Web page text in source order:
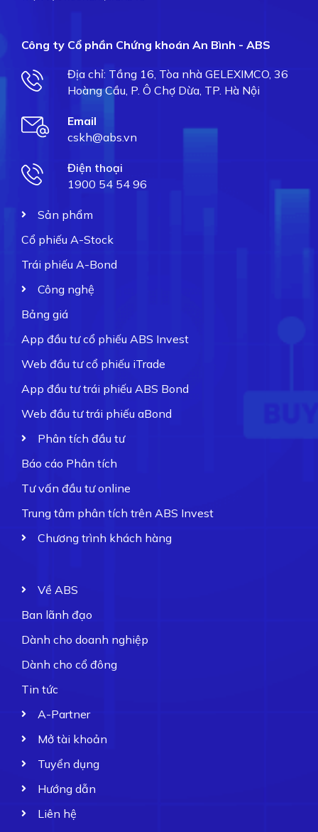
Công ty Cổ phần Chứng khoán An Bình - ABS
Địa chỉ: Tầng 16, Tòa nhà GELEXIMCO, 36
Hoàng Cầu, P. Ô Chợ Dừa, TP. Hà Nội
Email
cskh@abs.vn
Điện thoại
1900 54 54 96
Sản phẩm
Cổ phiếu A-Stock
Trái phiếu A-Bond
Công nghệ
Bảng giá
App đầu tư cổ phiếu ABS Invest
Web đầu tư cổ phiếu iTrade
App đầu tư trái phiếu ABS Bond
Web đầu tư trái phiếu aBond
Phân tích đầu tư
Báo cáo Phân tích
Tư vấn đầu tư online
Trung tâm phân tích trên ABS Invest
Chương trình khách hàng
Về ABS
Ban lãnh đạo
Dành cho doanh nghiệp
Dành cho cổ đông
Tin tức
A-Partner
Mở tài khoản
Tuyển dụng
Hướng dẫn
Liên hệ